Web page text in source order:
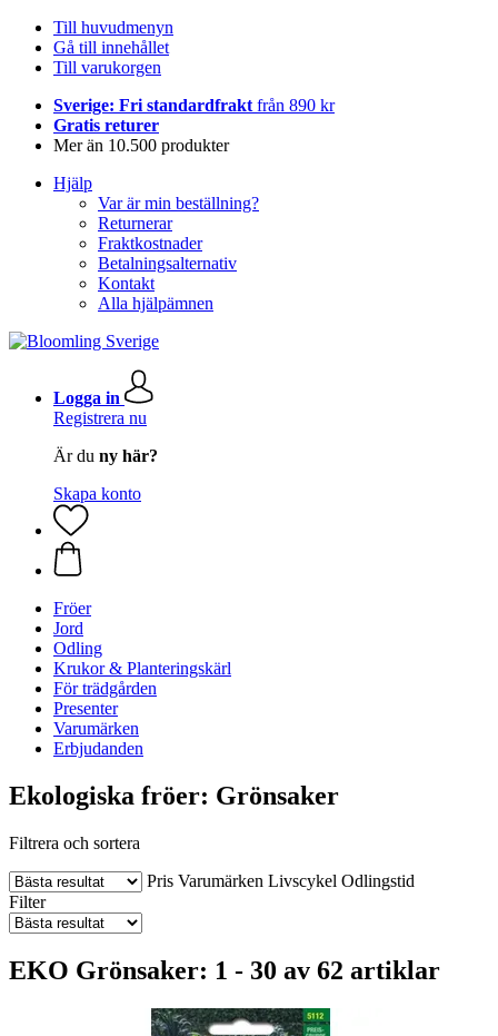
Till huvudmenyn
Gå till innehållet
Till varukorgen
Sverige: Fri standardfrakt från 890 kr
Gratis returer
Mer än 10.500 produkter
Hjälp
Var är min beställning?
Returnerar
Fraktkostnader
Betalningsalternativ
Kontakt
Alla hjälpämnen
Logga in
Registrera nu
Är du ny här?
Skapa konto
Fröer
Jord
Odling
Krukor & Planteringskärl
För trädgården
Presenter
Varumärken
Erbjudanden
Ekologiska fröer: Grönsaker
Filtrera och sortera
Pris Varumärken Livscykel Odlingstid
Filter
EKO Grönsaker: 1 - 30 av 62 artiklar